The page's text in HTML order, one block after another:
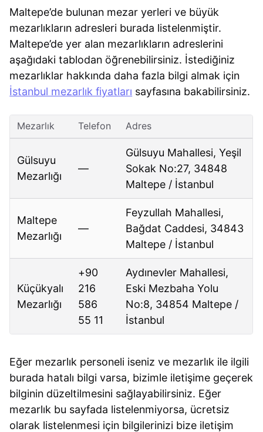
Maltepe’de bulunan mezar yerleri ve büyük
mezarlıkların adresleri burada listelenmiştir.
Maltepe’de yer alan mezarlıkların adreslerini
aşağıdaki tablodan öğrenebilirsiniz. İstediğiniz
mezarlıklar hakkında daha fazla bilgi almak için
İstanbul mezarlık fiyatları sayfasına bakabilirsiniz.
Mezarlık Telefon Adres
Gülsuyu
Mezarlığı
—
Gülsuyu Mahallesi, Yeşil
Sokak No:27, 34848
Maltepe / İstanbul
Maltepe
Mezarlığı
—
Feyzullah Mahallesi,
Bağdat Caddesi, 34843
Maltepe / İstanbul
Küçükyalı
Mezarlığı
+90
216
586
55 11
Aydınevler Mahallesi,
Eski Mezbaha Yolu
No:8, 34854 Maltepe /
İstanbul
Eğer mezarlık personeli iseniz ve mezarlık ile ilgili
burada hatalı bilgi varsa, bizimle iletişime geçerek
bilginin düzeltilmesini sağlayabilirsiniz. Eğer
mezarlık bu sayfada listelenmiyorsa, ücretsiz
olarak listelenmesi için bilgilerinizi bize iletişim